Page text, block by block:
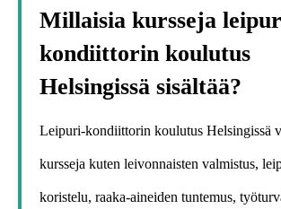
Millaisia kursseja
kondiittorin koulutus
Helsingissä sisältää?
Leipuri-kondiittorin koulutus Helsingissä
kursseja kuten leivonnaisten valmistus,
koristelu, raaka-aineiden tuntemus,